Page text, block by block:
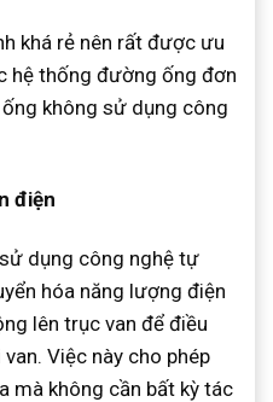
khá rẻ nên rất được ưu
hệ thống đường ống đơn
không sử dụng công
điện
dụng công nghệ tự
hóa năng lượng điện
lên trục van để điều
Việc này cho phép
mà không cần bất kỳ tác